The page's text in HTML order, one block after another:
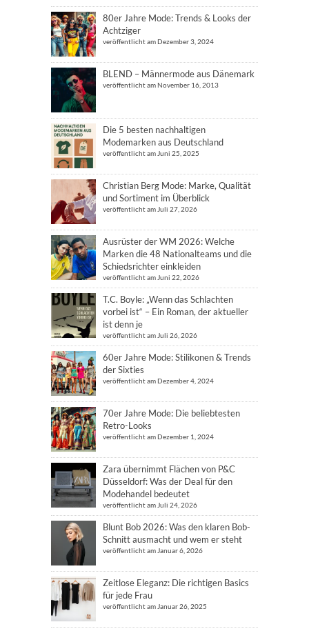
80er Jahre Mode: Trends & Looks der
Achtziger
veröffentlicht am Dezember 3, 2024
BLEND – Männermode aus Dänemark
veröffentlicht am November 16, 2013
Die 5 besten nachhaltigen
Modemarken aus Deutschland
veröffentlicht am Juni 25, 2025
Christian Berg Mode: Marke, Qualität
und Sortiment im Überblick
veröffentlicht am Juli 27, 2026
Ausrüster der WM 2026: Welche
Marken die 48 Nationalteams und die
Schiedsrichter einkleiden
veröffentlicht am Juni 22, 2026
T.C. Boyle: „Wenn das Schlachten
vorbei ist“ – Ein Roman, der aktueller
ist denn je
veröffentlicht am Juli 26, 2026
60er Jahre Mode: Stilikonen & Trends
der Sixties
veröffentlicht am Dezember 4, 2024
70er Jahre Mode: Die beliebtesten
Retro-Looks
veröffentlicht am Dezember 1, 2024
Zara übernimmt Flächen von P&C
Düsseldorf: Was der Deal für den
Modehandel bedeutet
veröffentlicht am Juli 24, 2026
Blunt Bob 2026: Was den klaren Bob-
Schnitt ausmacht und wem er steht
veröffentlicht am Januar 6, 2026
Zeitlose Eleganz: Die richtigen Basics
für jede Frau
veröffentlicht am Januar 26, 2025